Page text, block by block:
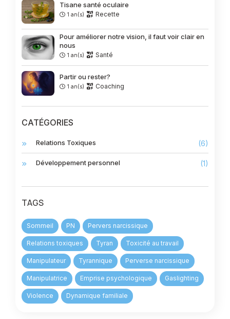
Tisane santé oculaire
1 an(s) Recette
Pour améliorer notre vision, il faut voir clair en
nous
1 an(s) Santé
Partir ou rester?
1 an(s) Coaching
CATÉGORIES
Relations Toxiques (6)
Développement personnel (1)
TAGS
Sommeil PN Pervers narcissique
Relations toxiques Tyran Toxicité au travail
Manipulateur Tyrannique Perverse narcissique
Manipulatrice Emprise psychologique Gaslighting
Violence Dynamique familiale